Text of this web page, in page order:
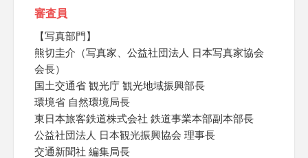
審査員
【写真部門】
熊切圭介（写真家、公益社団法人 日本写真家協会
会長）
国土交通省 観光庁 観光地域振興部長
環境省 自然環境局長
東日本旅客鉄道株式会社 鉄道事業本部副本部長
公益社団法人 日本観光振興協会 理事長
交通新聞社 編集局長